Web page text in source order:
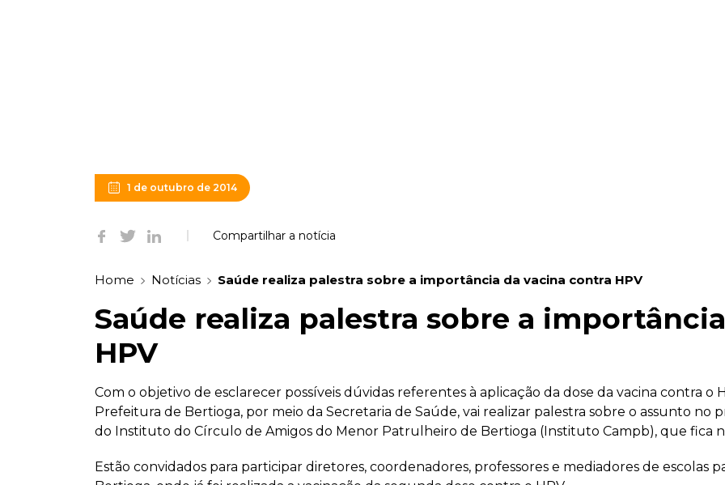
1 de outubro de 2014
Compartilhar a notícia
Home Notícias Saúde realiza palestra sobre a importância da vacina contra HPV
Saúde realiza palestra sobre a
HPV
Com o objetivo de esclarecer possíveis dúvidas referentes à aplicação da dose da vacina contra o
Prefeitura de Bertioga, por meio da Secretaria de Saúde, vai realizar palestra sobre o assunto no
do Instituto do Círculo de Amigos do Menor Patrulheiro de Bertioga (Instituto Campb), que fica
Estão convidados para participar diretores, coordenadores, professores e mediadores de escolas